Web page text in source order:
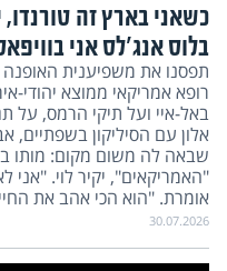
כשאני בארץ זה
בלוס אנג'לס אני
תפסנו את משפיענית
רופא אמריקאי ממוצא יהודי-
באל-איי ועל תיקי הרמס, על
אלון עם הסיליקון בשפתיים,
"האמריקאים", יקיר לוי.
אומרת. "הוא הכי אהב את
30.07.2026